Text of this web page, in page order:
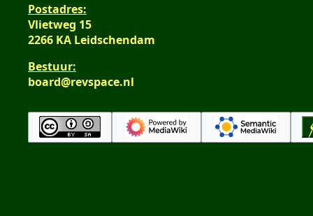
Postadres:
Vlietweg 15
2266 KA Leidschendam
Bestuur:
board@revspace.nl